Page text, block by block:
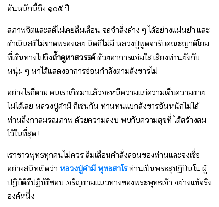
อันหนักนี้ถึง ๑๐๕ ปี
สภาพจิตและสติไม่เคยลืมเลือน จดจําสิ่งต่าง ๆ ได้อย่างแม่นยํา และ
ดําเนินสติไม่ขาดพร่องเลย นิดก็ไม่มี หลวงปู่พูดจารับคณะญาติโยม
ที่เดินทางไปถึงถ้ําคูหาสวรรค์ด้วยอาการแจ่มใส เสียงท่านยังกับ
หนุ่ม ๆ หาได้แสดงอาการอ่อนกําลังตามสังขารไม่
อย่างไรก็ตาม คนเราเกิดมาแล้วจะหนีความแก่ความเจ็บความตาย
ไม่ได้เลย หลวงปู่คํามี ก็เช่นกัน ท่านทนแบกสังขารอันหนักไม่ได้
ท่านถึงกาลมรณภาพ ด้วยความสงบ พบกับความสุขที่ ได้สร้างสม
ไว้ในที่สุด !
เราชาวพุทธทุกคนไม่ควร ลืมเลือนคําสั่งสอนของท่านและจงเชื่อ
อย่างสนิทเถิดว่า หลวงปู่คํามี พุทธสาโรท่านเป็นพระสุปฏิปันโน ผู้
ปฏิบัติดีปฏิบัติชอบ เจริญตามแนวทางของพระพุทธเจ้า อย่างแท้จริง
องค์หนึ่ง